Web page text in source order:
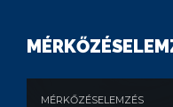
MÉRKŐZÉSELEMZÉS